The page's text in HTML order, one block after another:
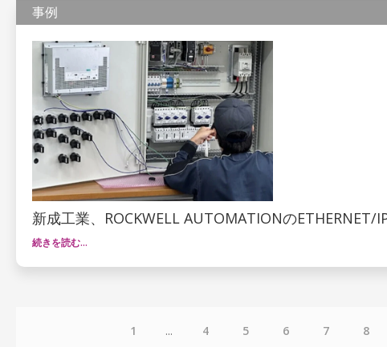
事例
新成工業、ROCKWELL AUTOMATIONの
続きを読む…
1 ... 4 5 6 7 8